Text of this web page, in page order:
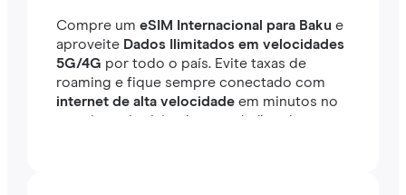
Compre um eSIM Internacional para Bakue
aproveite Dados Ilimitados em velocidades
5G/4G por todo o país. Evite taxas de
roaming e fique sempre conectado com
internet de alta velocidadeem minutos no
exterior, seja viajando ou trabalhando.